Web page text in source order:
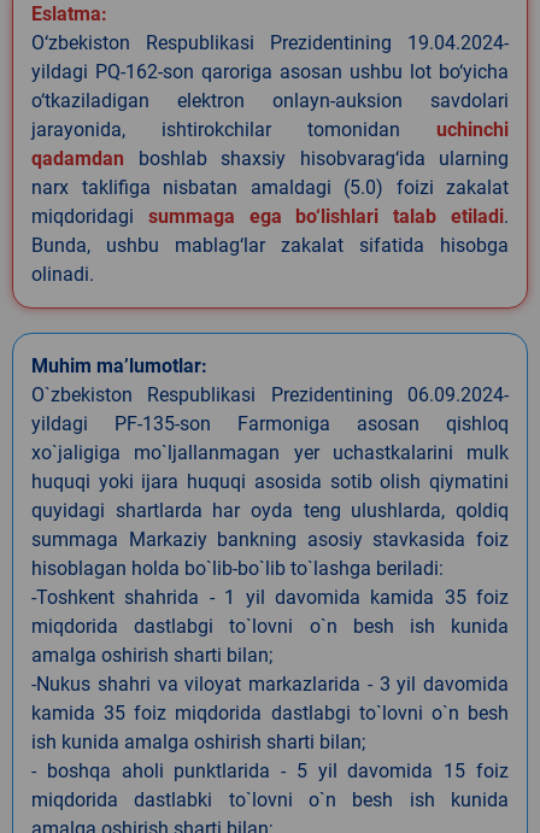
Eslatma:
O‘zbekiston Respublikasi Prezidentining 19.04.2024-
yildagi PQ-162-son qaroriga asosan ushbu lot bo‘yicha
o‘tkaziladigan elektron onlayn-auksion savdolari
jarayonida, ishtirokchilar tomonidan uchinchi
qadamdan boshlab shaxsiy hisobvarag‘ida ularning
narx taklifiga nisbatan amaldagi (5.0) foizi zakalat
miqdoridagi summaga ega bo‘lishlari talab etiladi.
Bunda, ushbu mablag‘lar zakalat sifatida hisobga
olinadi.
Muhim ma’lumotlar:
O`zbekiston Respublikasi Prezidentining 06.09.2024-
yildagi PF-135-son Farmoniga asosan qishloq
xo`jaligiga mo`ljallanmagan yer uchastkalarini mulk
huquqi yoki ijara huquqi asosida sotib olish qiymatini
quyidagi shartlarda har oyda teng ulushlarda, qoldiq
summaga Markaziy bankning asosiy stavkasida foiz
hisoblagan holda bo`lib-bo`lib to`lashga beriladi:
-Toshkent shahrida - 1 yil davomida kamida 35 foiz
miqdorida dastlabgi to`lovni o`n besh ish kunida
amalga oshirish sharti bilan;
-Nukus shahri va viloyat markazlarida - 3 yil davomida
kamida 35 foiz miqdorida dastlabgi to`lovni o`n besh
ish kunida amalga oshirish sharti bilan;
- boshqa aholi punktlarida - 5 yil davomida 15 foiz
miqdorida dastlabki to`lovni o`n besh ish kunida